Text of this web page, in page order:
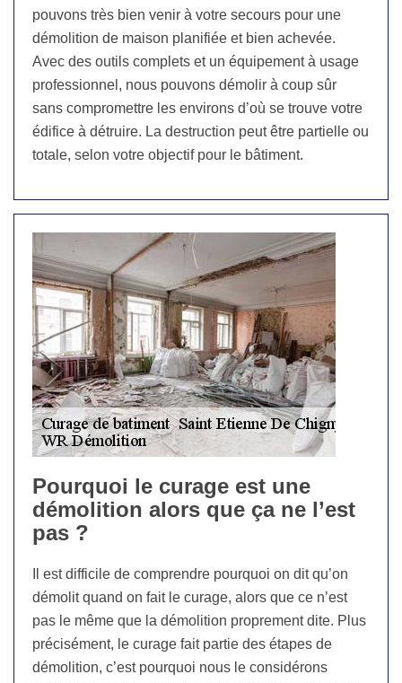
pouvons très bien venir à votre secours pour une
démolition de maison planifiée et bien achevée.
Avec des outils complets et un équipement à usage
professionnel, nous pouvons démolir à coup sûr
sans compromettre les environs d’où se trouve votre
édifice à détruire. La destruction peut être partielle ou
totale, selon votre objectif pour le bâtiment.
Pourquoi le curage est une
démolition alors que ça ne l’est
pas ?
Il est difficile de comprendre pourquoi on dit qu’on
démolit quand on fait le curage, alors que ce n’est
pas le même que la démolition proprement dite. Plus
précisément, le curage fait partie des étapes de
démolition, c’est pourquoi nous le considérons